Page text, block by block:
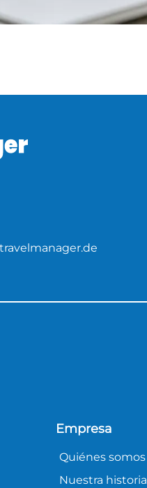
Empresa
Quiénes somos
Nuestra historia